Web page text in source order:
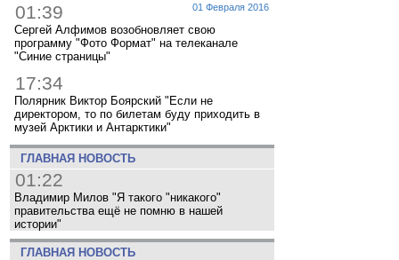
01 Февраля 2016
01:39
Сергей Алфимов возобновляет свою
программу "Фото Формат" на телеканале
"Синие страницы"
17:34
Полярник Виктор Боярский "Если не
директором, то по билетам буду приходить в
музей Арктики и Антарктики"
ГЛАВНАЯ НОВОСТЬ
01:22
Владимир Милов "Я такого "никакого"
правительства ещё не помню в нашей
истории"
ГЛАВНАЯ НОВОСТЬ